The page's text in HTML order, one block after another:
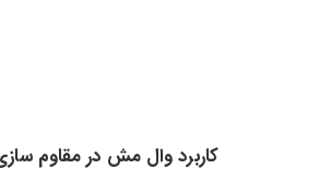
کاربرد وال مش در مقاوم